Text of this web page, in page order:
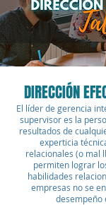
DIRECCIÓN
El líder de gerencia
supervisor es la
resultados de
experticia
relacionales (o mal
permiten lograr
habilidades
empresas no se
desempeño